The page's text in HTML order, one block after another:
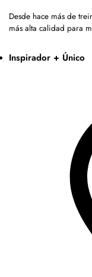
Desde hace más de
más alta calidad para
Inspirador + Único